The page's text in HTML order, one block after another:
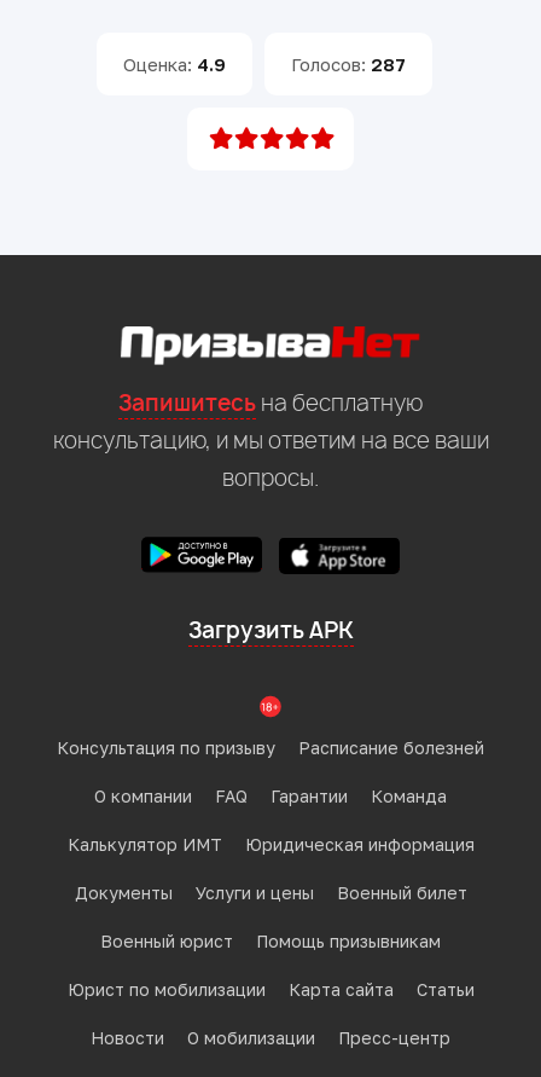
Оценка: 4.9 Голосов: 287
Запишитесь на бесплатную
консультацию, и мы ответим на все ваши
вопросы.
Загрузить APK
Консультация по призыву Расписание болезней
О компании FAQ Гарантии Команда
Калькулятор ИМТ Юридическая информация
Документы Услуги и цены Военный билет
Военный юрист Помощь призывникам
Юрист по мобилизации Карта сайта Статьи
Новости О мобилизации Пресс-центр